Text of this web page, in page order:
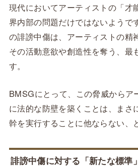
現代においてアーティストの「才
界内部の問題だけではないようで
の誹謗中傷は、アーティストの精
その活動意欲や創造性を奪う、最
す。
BMSGにとって、この脅威からア
に法的な防壁を築くことは、まさ
幹を実行することに他ならない、
誹謗中傷に対する「新たな標準